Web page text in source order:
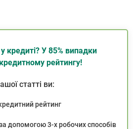
кредиті? У 85% випадки
рейтингу!
статті ви:
рейтинг
допомогою 3-х робочих способів